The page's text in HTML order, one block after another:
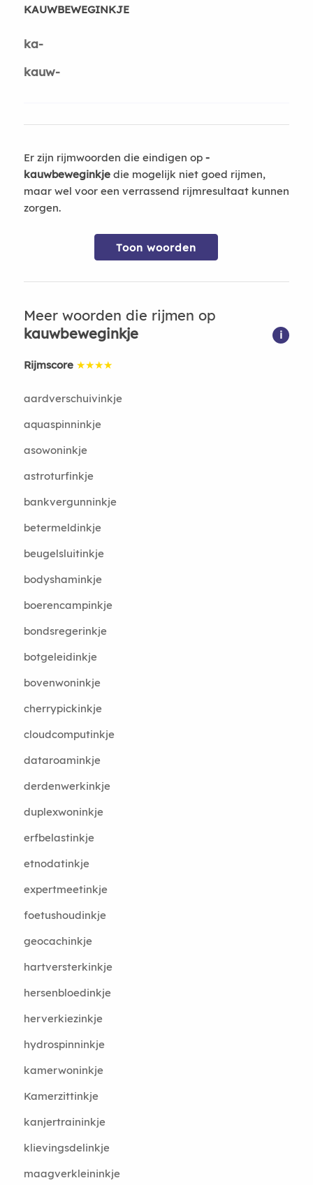
KAUWBEWEGINKJE
ka-
kauw-
Er zijn rijmwoorden die eindigen op -
kauwbeweginkjedie mogelijk niet goed rijmen,
maar wel voor een verrassend rijmresultaat kunnen
zorgen.
Toon woorden
Meer woorden die rijmen op
kauwbeweginkje
i
Rijmscore ★★★★
aardverschuivinkje
aquaspinninkje
asowoninkje
astroturfinkje
bankvergunninkje
betermeldinkje
beugelsluitinkje
bodyshaminkje
boerencampinkje
bondsregerinkje
botgeleidinkje
bovenwoninkje
cherrypickinkje
cloudcomputinkje
dataroaminkje
derdenwerkinkje
duplexwoninkje
erfbelastinkje
etnodatinkje
expertmeetinkje
foetushoudinkje
geocachinkje
hartversterkinkje
hersenbloedinkje
herverkiezinkje
hydrospinninkje
kamerwoninkje
Kamerzittinkje
kanjertraininkje
klievingsdelinkje
maagverkleininkje